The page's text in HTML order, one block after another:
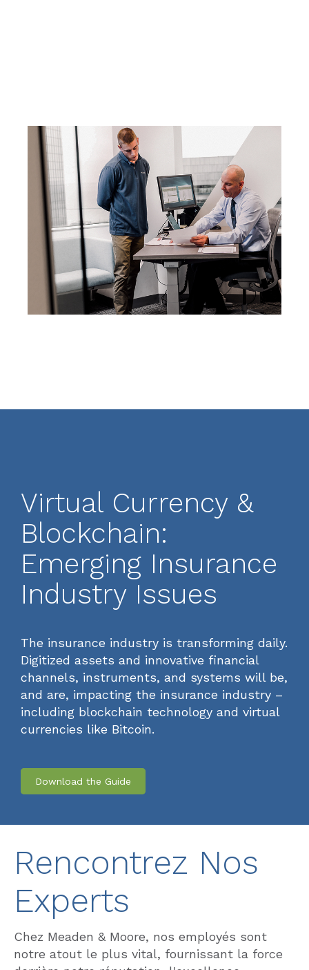
Virtual Currency &
Blockchain:
Emerging Insurance
Industry Issues
The insurance industry is transforming daily.
Digitized assets and innovative financial
channels, instruments, and systems will be,
and are, impacting the insurance industry –
including blockchain technology and virtual
currencies like Bitcoin.
Download the Guide
Rencontrez Nos
Experts
Chez Meaden & Moore, nos employés sont
notre atout le plus vital, fournissant la force